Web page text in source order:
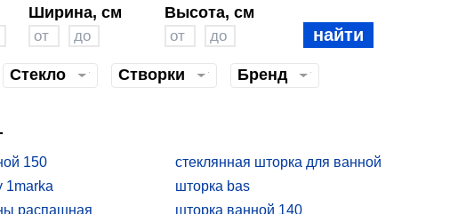
хром
дверь в душ rgw
купить
Ширина, см Высота, см
найти
Стекло Cтворки Бренд
150 стеклянная шторка для ванной
1marka
шторка bas
распашная
шторка ванной 140